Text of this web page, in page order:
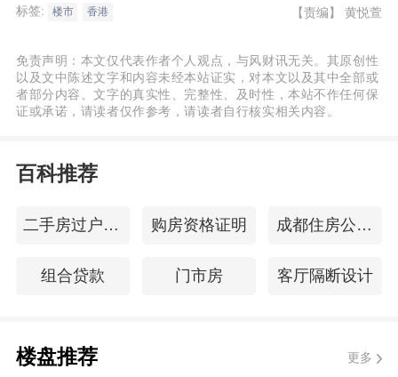
标签: 楼市 香港 【责编】 黄悦萱
免责声明：本文仅代表作者个人观点，与风财讯无关。其原创性
以及文中陈述文字和内容未经本站证实，对本文以及其中全部或
者部分内容、文字的真实性、完整性、及时性，本站不作任何保
证或承诺，请读者仅作参考，请读者自行核实相关内容。
百科推荐
二手房过户合同 购房资格证明 成都住房公积金查询
组合贷款 门市房 客厅隔断设计
楼盘推荐 更多